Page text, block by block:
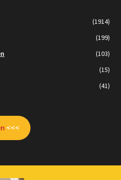
(1914)
(199)
(103)
(15)
(41)
<<<